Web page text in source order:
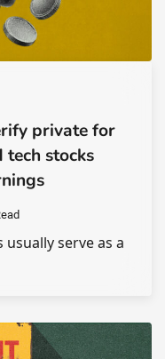
private for
stocks
serve as a